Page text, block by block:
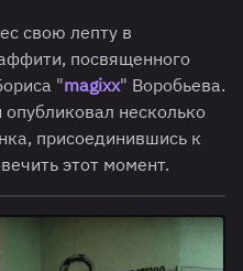
свою лепту в
посвященного
"magixx" Воробьева.
несколько
присоединившись к
этот момент.